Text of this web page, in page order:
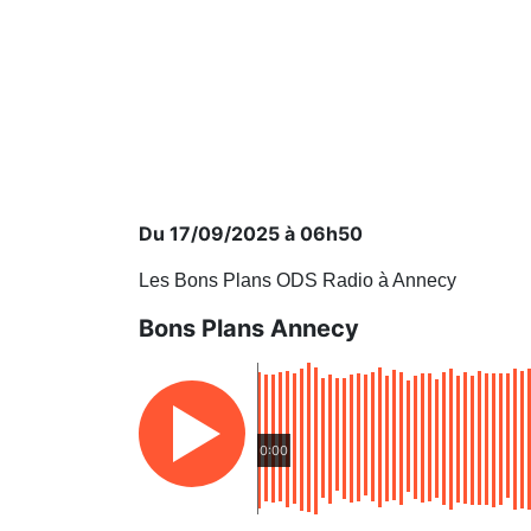
Du 17/09/2025 à 06h50
Les Bons Plans ODS Radio à Annecy
Bons Plans Annecy
0:00